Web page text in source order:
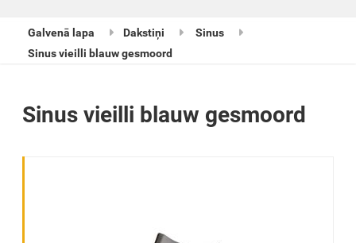
Galvenā lapa Dakstiņi
Sinus
Sinus vieilli blauw gesmoord
Sinus vieilli blauw gesmoord